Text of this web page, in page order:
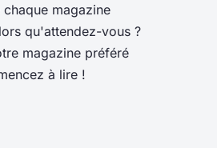
magazine
qu'attendez-vous ?
magazine préféré
à lire !